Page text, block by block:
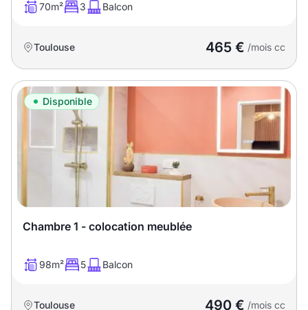
70m² 3 Balcon
Toulouse 465 € /mois cc
Disponible
Chambre 1 - colocation meublée
98m² 5 Balcon
Toulouse 490 € /mois cc